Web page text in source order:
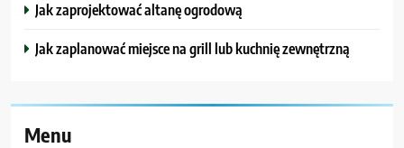
Jak zaprojektować altanę ogrodową
Jak zaplanować miejsce na grill lub kuchnię zewnętrzną
Menu